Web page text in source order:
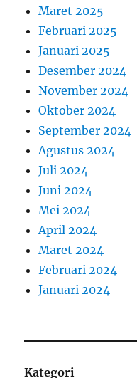
Maret 2025
Februari 2025
Januari 2025
Desember 2024
November 2024
Oktober 2024
September 2024
Agustus 2024
Juli 2024
Juni 2024
Mei 2024
April 2024
Maret 2024
Februari 2024
Januari 2024
Kategori